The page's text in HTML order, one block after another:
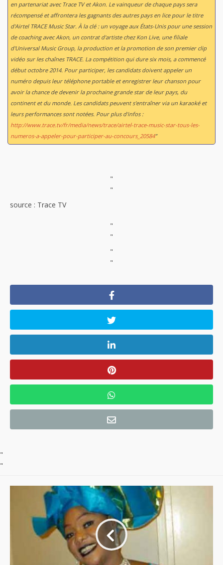
en partenariat avec Trace TV et Akon. Le vainqueur de chaque pays sera
récompensé et affrontera les gagnants des autres pays en lice pour le titre
d'Airtel TRACE Music Star. À la clé : un voyage aux États-Unis pour une session
de coaching avec Akon, un contrat d'artiste chez Kon Live, une filiale
d'Universal Music Group, la production et la promotion de son premier clip
vidéo sur les chaînes TRACE. La compétition qui dure six mois, a commencé
début octobre 2014. Pour participer, les candidats doivent appeler un
numéro depuis leur téléphone portable et enregistrer leur chanson pour
avoir la chance de devenir la prochaine grande star de leur pays, du
continent et du monde. Les candidats peuvent s'entraîner via un karaoké et
leurs performances sont notées. Pour plus d'infos :
http://www.trace.tv/fr/media/news/trace/airtel-trace-music-star-tous-les-
numeros-a-appeler-pour-participer-au-concours_20584”
"
"
source : Trace TV
"
"
"
"
"
"